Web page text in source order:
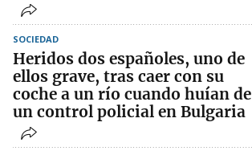
SOCIEDAD
Heridos dos españoles, uno de
ellos grave, tras caer con su
coche a un río cuando huían de
un control policial en Bulgaria